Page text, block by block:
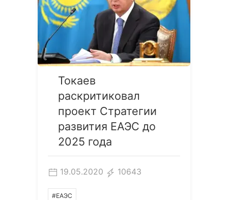
Токаев
раскритиковал
проект Стратегии
развития ЕАЭС до
2025 года
19.05.2020 10643
#ЕАЭС